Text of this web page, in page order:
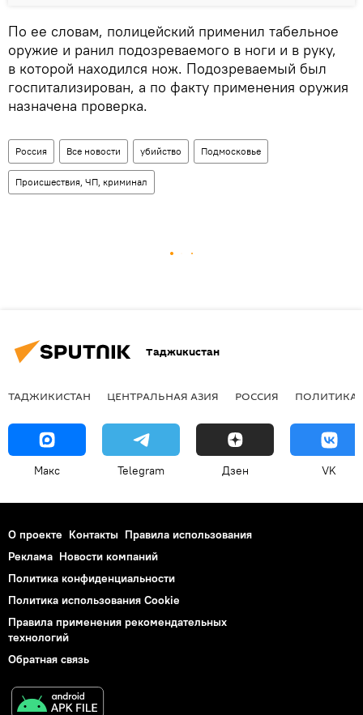
По ее словам, полицейский применил табельное
оружие и ранил подозреваемого в ноги и в руку,
в которой находился нож. Подозреваемый был
госпитализирован, а по факту применения оружия
назначена проверка.
Россия Все новости убийство Подмосковье
Происшествия, ЧП, криминал
Таджикистан
ТАДЖИКИСТАН ЦЕНТРАЛЬНАЯ АЗИЯ РОССИЯ ПОЛИТИКА
Макс Telegram Дзен VK
О проекте Контакты Правила использования
Реклама Новости компаний
Политика конфиденциальности
Политика использования Cookie
Правила применения рекомендательных
технологий
Обратная связь